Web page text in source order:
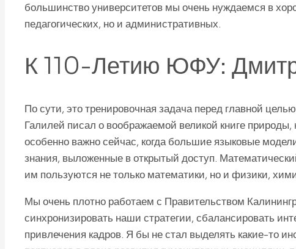
большинство университетов мы очень нуждаемся в
педагогических, но и административных.
К 110-Летию ЮФУ:
По сути, это тренировочная задача перед главной
Галилей писал о воображаемой великой книге
особенно важно сейчас, когда большие языковые
знания, выложенные в открытый доступ.
им пользуются не только математики, но и физики,
Мы очень плотно работаем с Правительством
синхронизировать наши стратегии, сбалансировать
привлечения кадров. Я бы не стал выделять какие-то